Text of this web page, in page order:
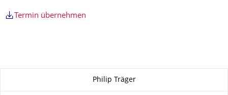
Termin übernehmen
Philip Träger